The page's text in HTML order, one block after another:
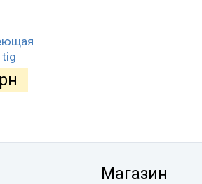
tig
Магазин